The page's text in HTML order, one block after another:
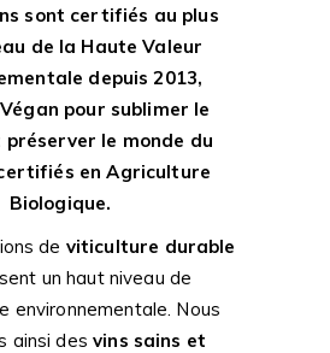
sont certifiés au plus
de la Haute Valeur
depuis 2013,
pour sublimer le
le monde du
en Agriculture
Biologique.
de viticulture durable
un haut niveau de
environnementale. Nous
ainsi desvins sains et